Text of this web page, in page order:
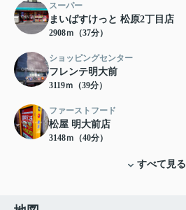
スーパー
まいばすけっと 松原2丁目店
2908ｍ（37分）
ショッピングセンター
フレンテ明大前
3119ｍ（39分）
ファーストフード
松屋 明大前店
3148ｍ（40分）
すべて見る